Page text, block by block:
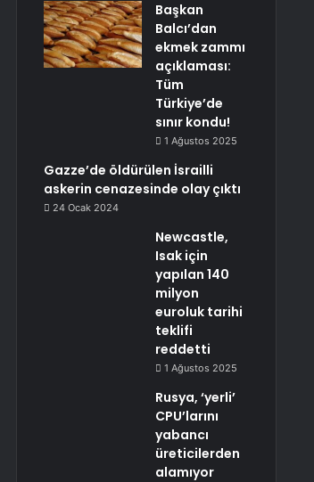
Başkan
Balcı’dan
ekmek zammı
açıklaması:
Tüm
Türkiye’de
sınır kondu!
1 Ağustos 2025
Gazze’de öldürülen İsrailli
askerin cenazesinde olay çıktı
24 Ocak 2024
Newcastle,
Isak için
yapılan 140
milyon
euroluk tarihi
teklifi
reddetti
1 Ağustos 2025
Rusya, ‘yerli’
CPU’larını
yabancı
üreticilerden
alamıyor